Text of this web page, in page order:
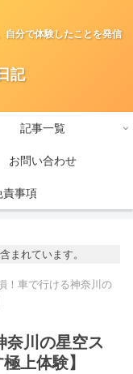
自分で体験したことを発信
記
記事一覧
お問い合わせ
責事項
まれています。
！車で行ける神奈川の
奈川の星空ス
上体験】